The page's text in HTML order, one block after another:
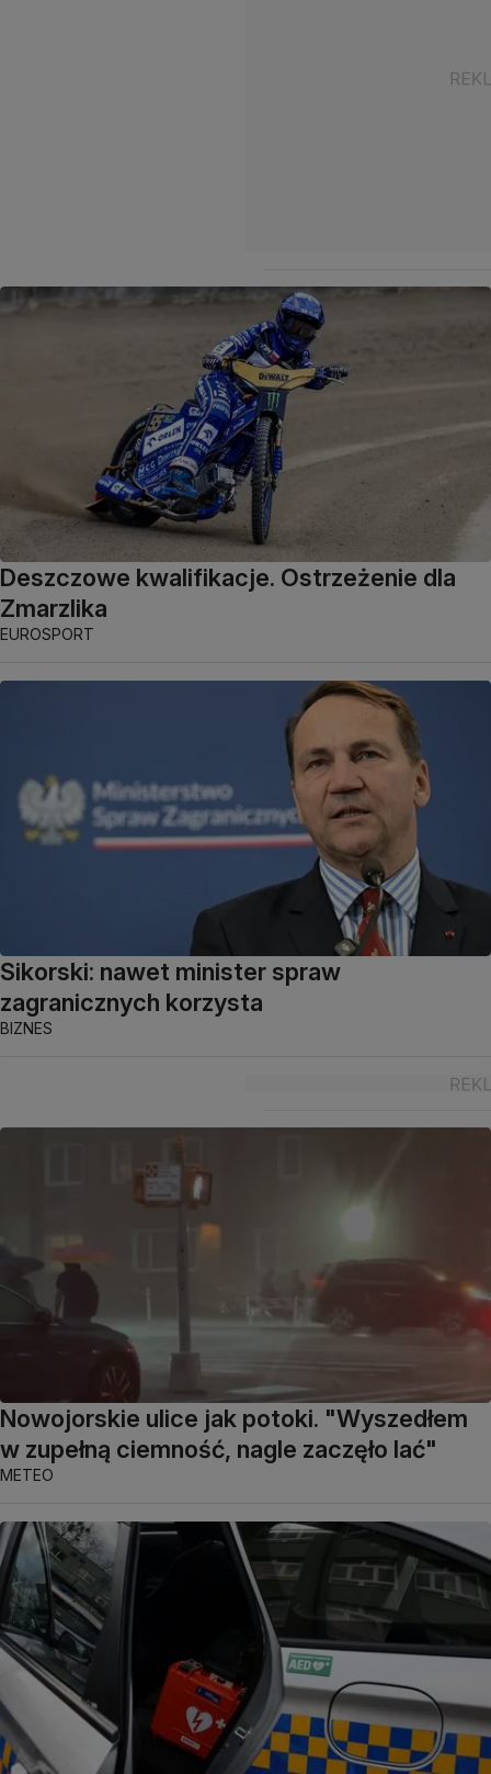
Deszczowe kwalifikacje. Ostrzeżenie dla
Zmarzlika
EUROSPORT
Sikorski: nawet minister spraw
zagranicznych korzysta
BIZNES
Nowojorskie ulice jak potoki. "Wyszedłem
w zupełną ciemność, nagle zaczęło lać"
METEO